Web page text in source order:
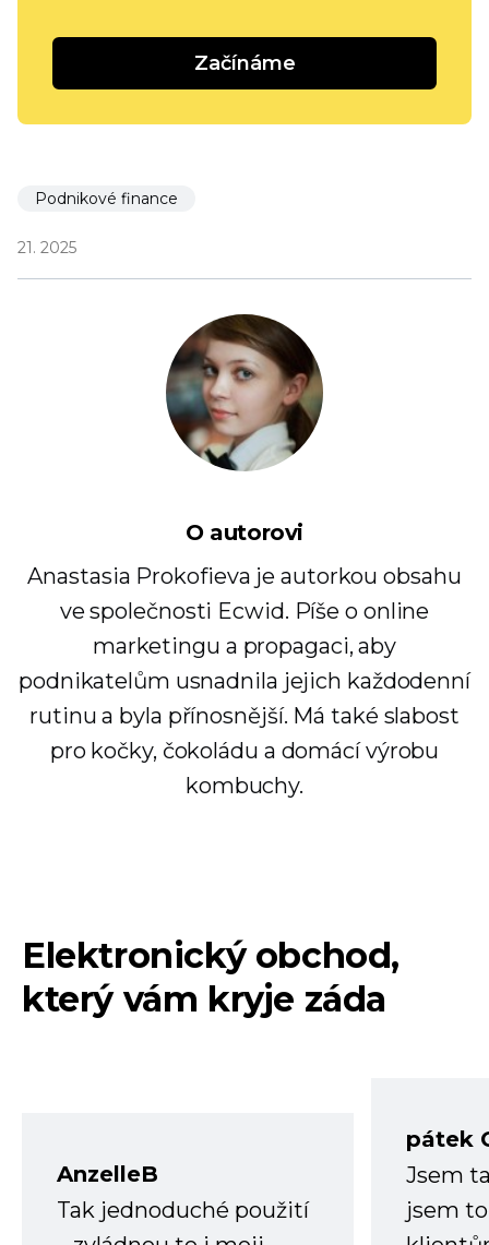
Začínáme
Podnikové finance
21. 2025
O autorovi
Anastasia Prokofieva je autorkou obsahu
ve společnosti Ecwid. Píše o online
marketingu a propagaci, aby
podnikatelům usnadnila jejich každodenní
rutinu a byla přínosnější. Má také slabost
pro kočky, čokoládu a domácí výrobu
kombuchy.
Elektronický obchod,
který vám kryje záda
AnzelleB
Tak jednoduché použití
pátek
Jsem
jsem